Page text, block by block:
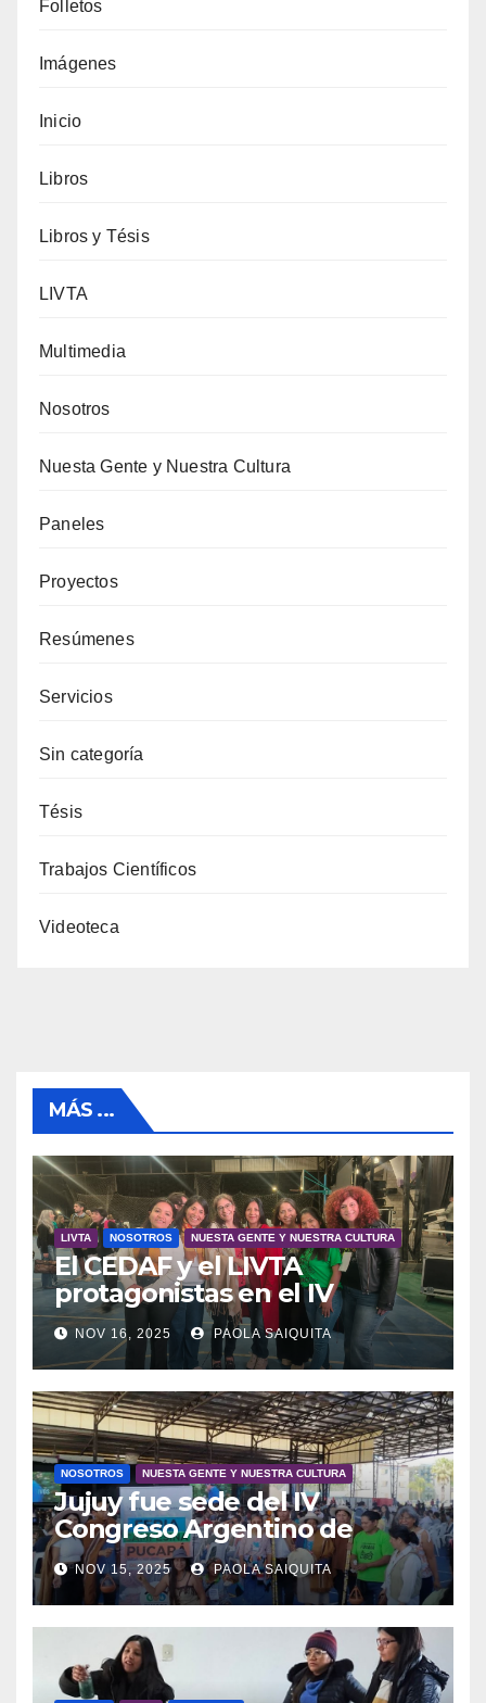
Folletos
Imágenes
Inicio
Libros
Libros y Tésis
LIVTA
Multimedia
Nosotros
Nuesta Gente y Nuestra Cultura
Paneles
Proyectos
Resúmenes
Servicios
Sin categoría
Tésis
Trabajos Científicos
Videoteca
MÁS ...
LIVTA NOSOTROS NUESTA GENTE Y NUESTRA CULTURA
El CEDAF y el LIVTA
protagonistas en el IV
Congreso Argentino de
Agroecología
NOV 16, 2025 PAOLA SAIQUITA
NOSOTROS NUESTA GENTE Y NUESTRA CULTURA
Jujuy fue sede del IV
Congreso Argentino de
Agroecología
NOV 15, 2025 PAOLA SAIQUITA